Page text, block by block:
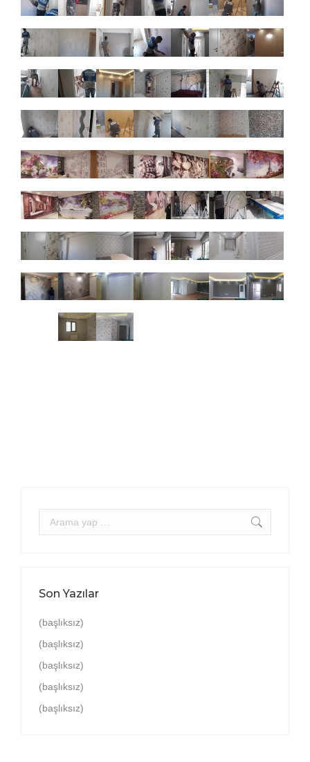
Arama:
Son Yazılar
(başlıksız)
(başlıksız)
(başlıksız)
(başlıksız)
(başlıksız)